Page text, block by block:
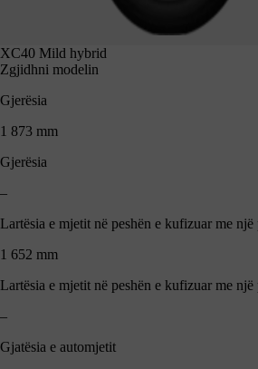
XC40 Mild hybrid
Zgjidhni modelin
Gjerësia
1 873 mm
Gjerësia
–
Lartësia e mjetit në peshën e kufizuar me një
1 652 mm
Lartësia e mjetit në peshën e kufizuar me një
–
Gjatësia e automjetit